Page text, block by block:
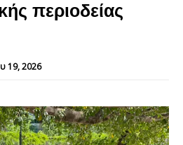
περιοδείας
19, 2026